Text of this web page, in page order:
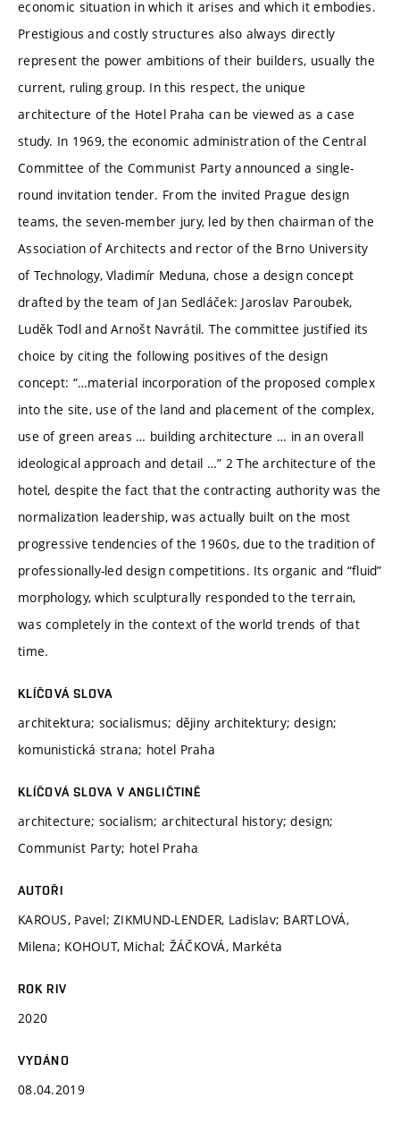
economic situation in which it arises and which it embodies.
Prestigious and costly structures also always directly
represent the power ambitions of their builders, usually the
current, ruling group. In this respect, the unique
architecture of the Hotel Praha can be viewed as a case
study. In 1969, the economic administration of the Central
Committee of the Communist Party announced a single-
round invitation tender. From the invited Prague design
teams, the seven-member jury, led by then chairman of the
Association of Architects and rector of the Brno University
of Technology, Vladimír Meduna, chose a design concept
drafted by the team of Jan Sedláček: Jaroslav Paroubek,
Luděk Todl and Arnošt Navrátil. The committee justified its
choice by citing the following positives of the design
concept: “…material incorporation of the proposed complex
into the site, use of the land and placement of the complex,
use of green areas … building architecture … in an overall
ideological approach and detail …” 2 The architecture of the
hotel, despite the fact that the contracting authority was the
normalization leadership, was actually built on the most
progressive tendencies of the 1960s, due to the tradition of
professionally-led design competitions. Its organic and “fluid”
morphology, which sculpturally responded to the terrain,
was completely in the context of the world trends of that
time.
KLÍČOVÁ SLOVA
architektura; socialismus; dějiny architektury; design;
komunistická strana; hotel Praha
KLÍČOVÁ SLOVA V ANGLIČTINĚ
architecture; socialism; architectural history; design;
Communist Party; hotel Praha
AUTOŘI
KAROUS, Pavel; ZIKMUND-LENDER, Ladislav; BARTLOVÁ,
Milena; KOHOUT, Michal; ŽÁČKOVÁ, Markéta
ROK RIV
2020
VYDÁNO
08.04.2019